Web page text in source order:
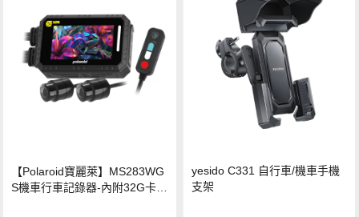
【Polaroid寶麗萊】MS283WG
S機車行車記錄器-內附32G卡
yesido C331 自行車/機車手機
支架